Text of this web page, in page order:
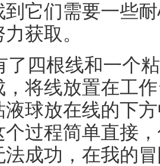
到它们需要一些
获取。
了四根线和一个
，将线放置在工
球放在线的下
过程简单直接
成功，在我的